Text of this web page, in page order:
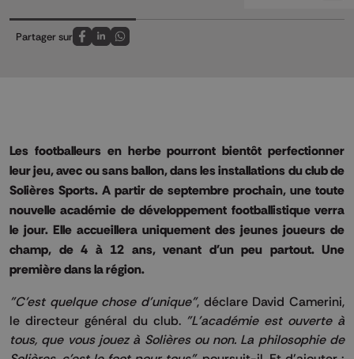
Partager sur
Partagez sur FaceBook
Partagez sur LinkedIn
Partagez sur Whatsapp
Les footballeurs en herbe pourront bientôt perfectionner
leur jeu, avec ou sans ballon, dans les installations du club de
Solières Sports. A partir de septembre prochain, une toute
nouvelle académie de développement footballistique verra
le jour. Elle accueillera uniquement des jeunes joueurs de
champ, de 4 à 12 ans, venant d'un peu partout. Une
première dans la région.
"C'est quelque chose d'unique", déclare David Camerini,
le directeur général du club. "L'académie est ouverte à
tous, que vous jouez à Solières ou non. La philosophie de